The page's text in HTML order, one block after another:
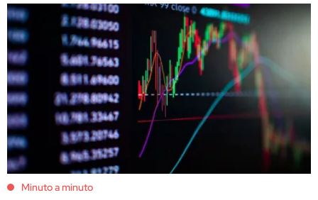
Minuto a minuto